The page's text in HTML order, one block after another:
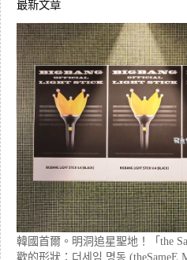
最新文章
韓國首爾。明洞追星聖地！「the
歡的形狀：더세임 명동 (theSameE